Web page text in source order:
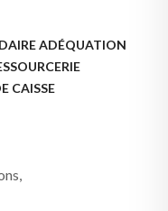
ADÉQUATION
CAISSE